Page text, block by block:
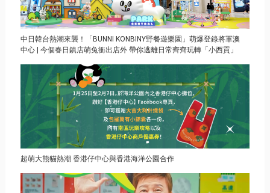
中日韓台熱潮來襲！「BUNNI KONBINY野餐遊樂園」萌爆登錄將軍澳
中心 | 今個春日鎮店萌兔衝出店外 帶你逃離日常齊齊玩轉「小西貢」
超萌大熊貓熱潮 香港仔中心與香港海洋公園合作